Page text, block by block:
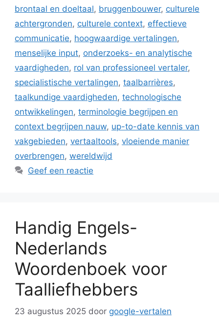
brontaal en doeltaal, bruggenbouwer, culturele
achtergronden, culturele context, effectieve
communicatie, hoogwaardige vertalingen,
menselijke input, onderzoeks- en analytische
vaardigheden, rol van professioneel vertaler,
specialistische vertalingen, taalbarrières,
taalkundige vaardigheden, technologische
ontwikkelingen, terminologie begrijpen en
context begrijpen nauw, up-to-date kennis van
vakgebieden, vertaaltools, vloeiende manier
overbrengen, wereldwijd
Geef een reactie
Handig Engels-
Nederlands
Woordenboek voor
Taalliefhebbers
23 augustus 2025 door google-vertalen